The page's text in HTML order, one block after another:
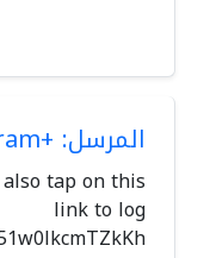
المرسل: +Telegram
also tap on this
link to log